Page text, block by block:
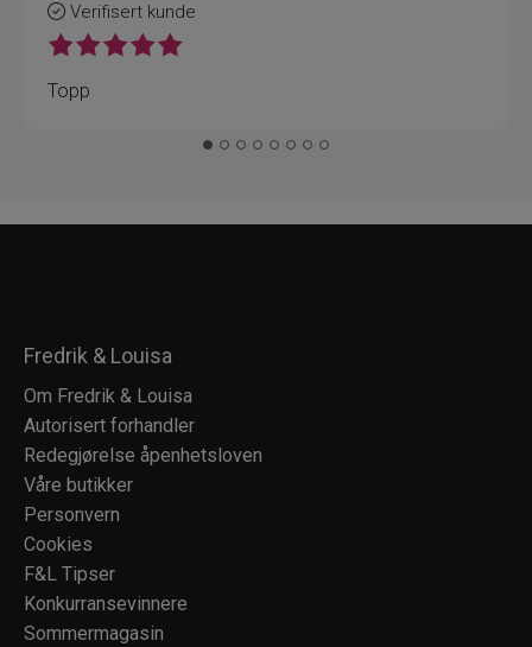
Verifisert kunde
Topp
Fredrik & Louisa
Om Fredrik & Louisa
Autorisert forhandler
Redegjørelse åpenhetsloven
Våre butikker
Personvern
Cookies
F&L Tipser
Konkurransevinnere
Sommermagasin